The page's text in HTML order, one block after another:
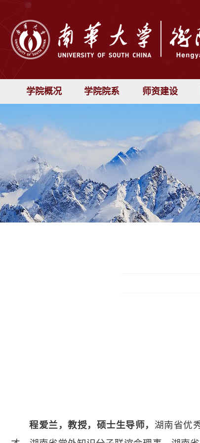
学院概况 学院院系 师资建设
程爱兰，教授，硕士生导师， 湖南省优